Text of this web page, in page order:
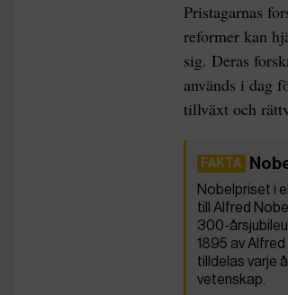
Pristagarnas
reformer kan
sig. Deras
används i dag
tillväxt och
Nobelpriset i
till Alfred
300-
1895 av
tilldelas varje
vetenskap.